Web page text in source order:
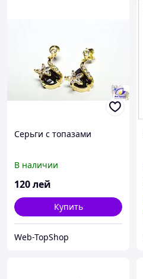
Серьги с топазами
В наличии
120лей
Купить
Web-TopShop